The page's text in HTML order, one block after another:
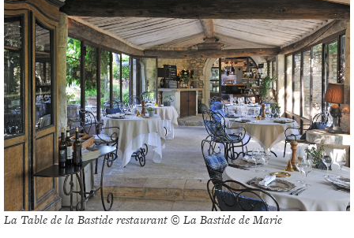
La Table de la Bastide restaurant © La Bastide de Marie